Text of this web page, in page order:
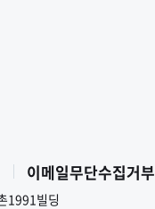
이메일무단수집거부
1991빌딩